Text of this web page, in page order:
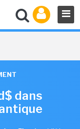
dans